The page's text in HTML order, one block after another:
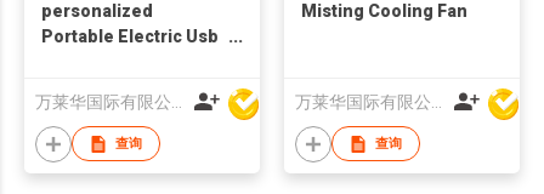
personalized
Portable Electric Usb
held rechargable
Bladeless Handheld
Fan
万莱华国际有限公司
查询
Misting Cooling Fan
万莱华国际有限公司
查询